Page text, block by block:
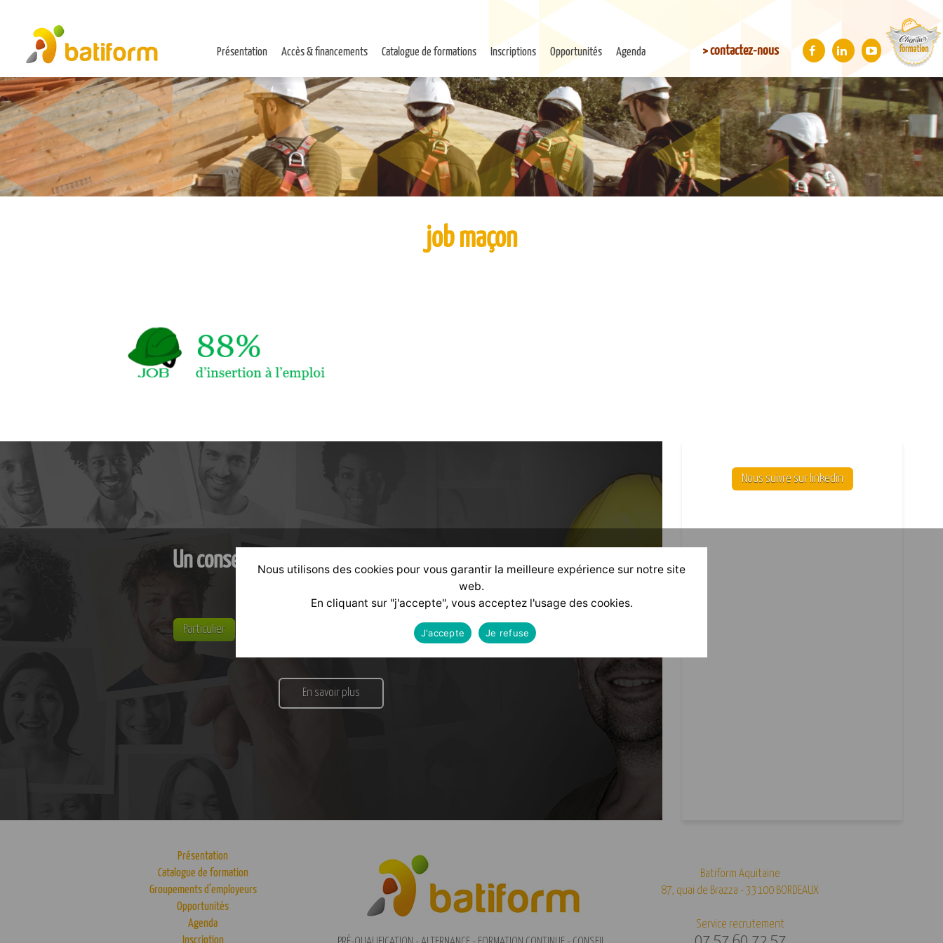
Présentation Accès & financements Catalogue de formations Inscriptions Opportunités Agenda > contactez-nous
job maçon
Un conseil personnaliséselon votre profil :
Particulier Financeur
En savoir plus
Nous suivre sur linkedin
Présentation
Catalogue de formation
Groupements d’employeurs
Opportunités
Agenda
Inscription
Batiform Aquitaine
87, quai de Brazza - 33100 BORDEAUX
Service recrutement
Nous utilisons des cookies pour vous garantir la meilleure expérience sur notre site
web.
En cliquant sur "j'accepte", vous acceptez l'usage des cookies.
J'accepte Je refuse